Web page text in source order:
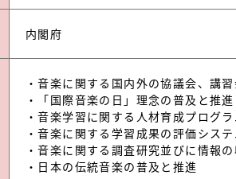
内閣府
・音楽に関する国内外の協議会、講
・「国際音楽の日」理念の普及と推進
・音楽学習に関する人材育成プログ
・音楽に関する学習成果の評価シス
・音楽に関する調査研究並びに情報
・日本の伝統音楽の普及と推進